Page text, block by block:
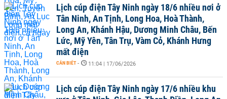
Lịch cúp điện Tây Ninh ngày 18/6 nhiều nơi ở
Tân Ninh, An Tịnh, Long Hoa, Hoà Thành,
Long An, Khánh Hậu, Dương Minh Châu, Bến
Lức, Mỹ Yên, Tân Trụ, Vàm Cỏ, Khánh Hưng
mất điện
CẦN BIẾT - 11:04 | 17/06/2026
Lịch cúp điện Tây Ninh ngày 17/6 nhiều khu